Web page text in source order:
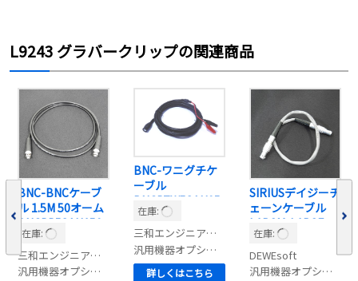
L9243 グラバークリップの関連商品
BNC-BNCケーブ
ル 1.5M 50オーム
BNCPP58AU150
W-SAN
在庫:
三和エンジニアリング
汎用機器オプション
BNC-ワニグチケ
ーブル
BNCPZW58AU05
00-SAN
在庫:
三和エンジニアリング
汎用機器オプション
詳しくはこちら
SIRIUSデイジーチ
ェーンケーブル
L1B2M-L1B2F-
0.4M
在庫:
DEWEsoft
汎用機器オプション